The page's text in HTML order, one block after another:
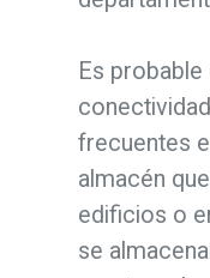
Es
frecuentes
almacén
edificios o
se